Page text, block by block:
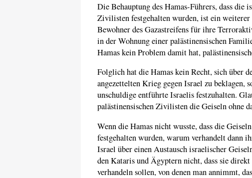
Die Behauptung des Hamas-Führers, dass die
Zivilisten festgehalten wurden, ist ein
Bewohner des Gazastreifens für ihre
in der Wohnung einer palästinensischen
Hamas kein Problem damit hat,
Folglich hat die Hamas kein Recht, sich über
angezettelten Krieg gegen Israel zu beklagen,
unschuldige entführte Israelis festzuhalten.
palästinensischen Zivilisten die Geiseln ohne
Wenn die Hamas nicht wusste, dass die
festgehalten wurden, warum verhandelt dann
Israel über einen Austausch israelischer
den Kataris und Ägyptern nicht, dass sie
verhandeln sollen, von denen man annimmt,